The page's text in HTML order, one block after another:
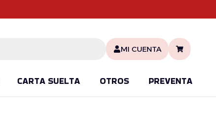
MI CUENTA
CARTA SUELTA OTROS PREVENTA